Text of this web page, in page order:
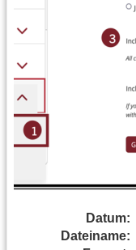
Datum:
Dateiname: